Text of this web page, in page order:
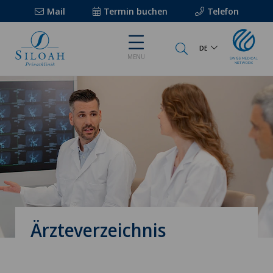
Mail Termin buchen Telefon
MENU
DE
Ärzteverzeichnis